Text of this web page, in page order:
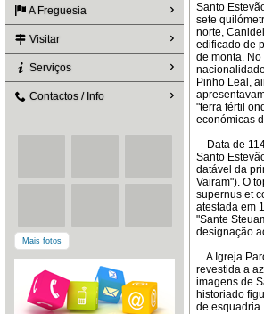
A Freguesia
Visitar
Serviços
Contactos / Info
Mais fotos
Santo
sete
norte,
edificado de
de monta.
Pinho Leal,
"terra fértil
económicas
Data de
Santo
datável da
Vairam"). O
supernus et
atestada em
"Sante
designação
A Igreja
revestida a
imagens de
historiado
de